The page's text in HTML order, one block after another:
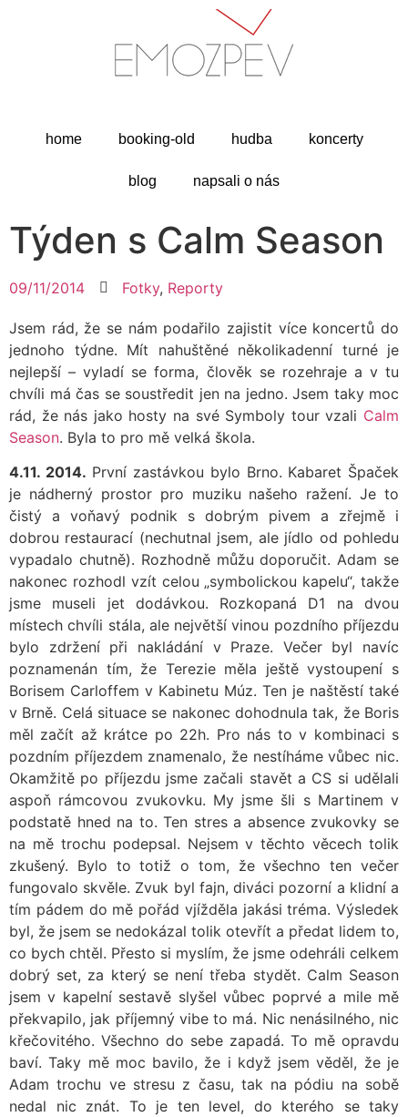
home booking-old hudba koncerty
blog napsali o nás
Týden s Calm Season
09/11/2014 Fotky, Reporty
Jsem rád, že se nám podařilo zajistit více koncertů do
jednoho týdne. Mít nahuštěné několikadenní turné je
nejlepší – vyladí se forma, člověk se rozehraje a v tu
chvíli má čas se soustředit jen na jedno. Jsem taky moc
rád, že nás jako hosty na své Symboly tour vzali Calm
Season. Byla to pro mě velká škola.
4.11. 2014. První zastávkou bylo Brno. Kabaret Špaček
je nádherný prostor pro muziku našeho ražení. Je to
čistý a voňavý podnik s dobrým pivem a zřejmě i
dobrou restaurací (nechutnal jsem, ale jídlo od pohledu
vypadalo chutně). Rozhodně můžu doporučit. Adam se
nakonec rozhodl vzít celou „symbolickou kapelu“, takže
jsme museli jet dodávkou. Rozkopaná D1 na dvou
místech chvíli stála, ale největší vinou pozdního příjezdu
bylo zdržení při nakládání v Praze. Večer byl navíc
poznamenán tím, že Terezie měla ještě vystoupení s
Borisem Carloffem v Kabinetu Múz. Ten je naštěstí také
v Brně. Celá situace se nakonec dohodnula tak, že Boris
měl začít až krátce po 22h. Pro nás to v kombinaci s
pozdním příjezdem znamenalo, že nestíháme vůbec nic.
Okamžitě po příjezdu jsme začali stavět a CS si udělali
aspoň rámcovou zvukovku. My jsme šli s Martinem v
podstatě hned na to. Ten stres a absence zvukovky se
na mě trochu podepsal. Nejsem v těchto věcech tolik
zkušený. Bylo to totiž o tom, že všechno ten večer
fungovalo skvěle. Zvuk byl fajn, diváci pozorní a klidní a
tím pádem do mě pořád vjížděla jakási tréma. Výsledek
byl, že jsem se nedokázal tolik otevřít a předat lidem to,
co bych chtěl. Přesto si myslím, že jsme odehráli celkem
dobrý set, za který se není třeba stydět. Calm Season
jsem v kapelní sestavě slyšel vůbec poprvé a mile mě
překvapilo, jak příjemný vibe to má. Nic nenásilného, nic
křečovitého. Všechno do sebe zapadá. To mě opravdu
baví. Taky mě moc bavilo, že i když jsem věděl, že je
Adam trochu ve stresu z času, tak na pódiu na sobě
nedal nic znát. To je ten level, do kterého se taky